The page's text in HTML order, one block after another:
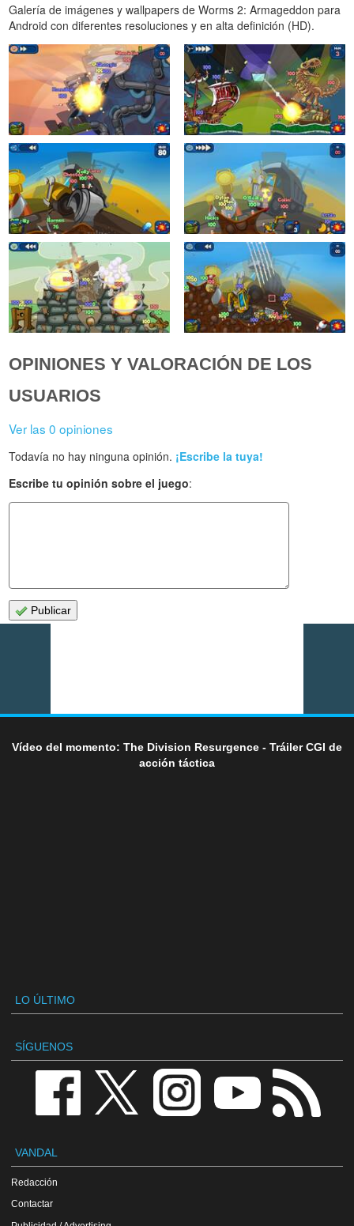
Galería de imágenes y wallpapers de Worms 2: Armageddon para
Android con diferentes resoluciones y en alta definición (HD).
OPINIONES Y VALORACIÓN DE LOS
USUARIOS
Ver las 0 opiniones
Todavía no hay ninguna opinión. ¡Escribe la tuya!
Escribe tu opinión sobre el juego:
Publicar
Vídeo del momento: The Division Resurgence - Tráiler CGI de
acción táctica
LO ÚLTIMO
SÍGUENOS
VANDAL
Redacción
Contactar